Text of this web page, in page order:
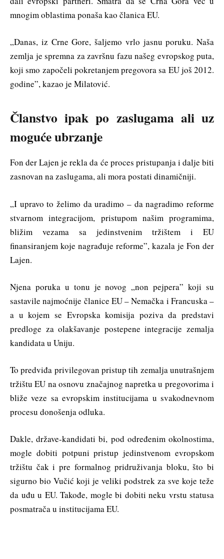
mnogim oblastima ponaša kao članica EU.
„Danas, iz Crne Gore, šaljemo vrlo jasnu poruku. Naša
zemlja je spremna za završnu fazu našeg evropskog puta,
koji smo započeli pokretanjem pregovora sa EU još 2012.
godine”, kazao je Milatović.
Članstvo ipak po zaslugama ali uz
moguće ubrzanje
Fon der Lajen je rekla da će proces pristupanja i dalje biti
zasnovan na zaslugama, ali mora postati dinamičniji.
„I upravo to želimo da uradimo – da nagradimo reforme
stvarnom integracijom, pristupom našim programima,
bližim vezama sa jedinstvenim tržištem i EU
finansiranjem koje nagrađuje reforme”, kazala je Fon der
Lajen.
Njena poruka u tonu je novog „non pejpera” koji su
sastavile najmoćnije članice EU – Nemačka i Francuska –
a u kojem se Evropska komisija poziva da predstavi
predloge za olakšavanje postepene integracije zemalja
kandidata u Uniju.
To predviđa privilegovan pristup tih zemalja unutrašnjem
tržištu EU na osnovu značajnog napretka u pregovorima i
bliže veze sa evropskim institucijama u svakodnevnom
procesu donošenja odluka.
Dakle, države-kandidati bi, pod određenim okolnostima,
mogle dobiti potpuni pristup jedinstvenom evropskom
tržištu čak i pre formalnog pridruživanja bloku, što bi
sigurno bio Vučić koji je veliki podstrek za sve koje teže
da uđu u EU. Takođe, mogle bi dobiti neku vrstu statusa
posmatrača u institucijama EU.